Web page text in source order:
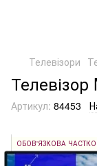
Телевізори
Артикул: 84453
ОБОВ'ЯЗКОВА